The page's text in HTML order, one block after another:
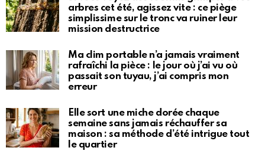
arbres cet été, agissez vite : ce piège
simplissime sur le tronc va ruiner leur
mission destructrice
Ma clim portable n’a jamais vraiment
rafraîchi la pièce : le jour où j’ai vu où
passait son tuyau, j’ai compris mon
erreur
Elle sort une miche dorée chaque
semaine sans jamais réchauffer sa
maison : sa méthode d’été intrigue tout
le quartier